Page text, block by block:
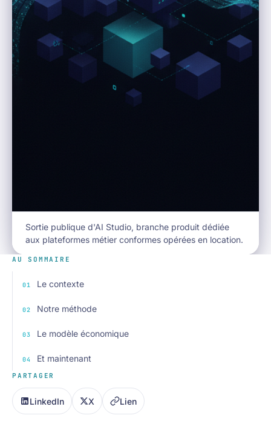
Sortie publique d'AI Studio, branche produit dédiée
aux plateformes métier conformes opérées en location.
AU SOMMAIRE
Le contexte
Notre méthode
Le modèle économique
Et maintenant
PARTAGER
LinkedIn X Lien